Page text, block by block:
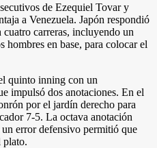
de Ezequiel Tovar y
a Venezuela. Japón respondió
carreras, incluyendo un
hombres en base, para colocar el
quinto inning con un
impulsó dos anotaciones. En el
por el jardín derecho para
7-5. La octava anotación
error defensivo permitió que
plato.